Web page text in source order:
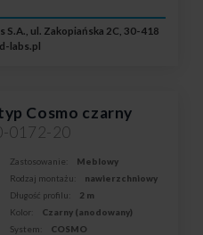
S.A., ul. Zakopiańska 2C, 30-418
labs.pl
Cosmo czarny
0172-20
Zastosowanie:
Meblowy
Rodzaj montażu:
nawierzchniowy
Długość profilu:
2 m
Kolor:
Czarny (anodowany)
System:
COSMO